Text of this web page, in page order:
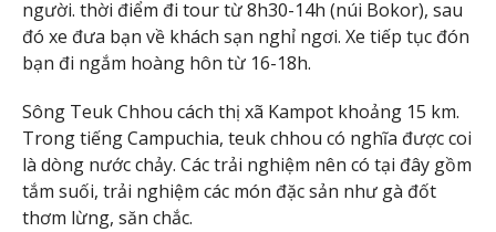
người. thời điểm đi tour từ 8h30-14h (núi Bokor), sau
đó xe đưa bạn về khách sạn nghỉ ngơi. Xe tiếp tục đón
bạn đi ngắm hoàng hôn từ 16-18h.
Sông Teuk Chhou cách thị xã Kampot khoảng 15 km.
Trong tiếng Campuchia, teuk chhou có nghĩa được coi
là dòng nước chảy. Các trải nghiệm nên có tại đây gồm
tắm suối, trải nghiệm các món đặc sản như gà đốt
thơm lừng, săn chắc.